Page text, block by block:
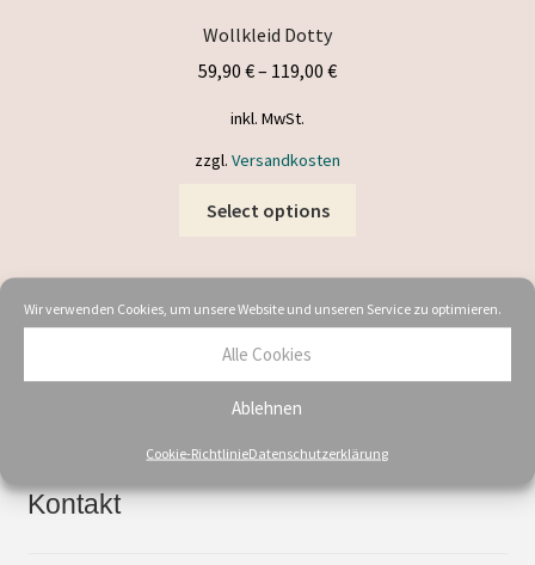
Wir verwenden Cookies, um unsere Website und unseren Service zu optimieren.
Alle Cookies
Ablehnen
Cookie-RichtlinieDatenschutzerklärung
Wollkleid Dotty
59,90 €– 119,00 €
inkl. MwSt.
zzgl. Versandkosten
Select options
multiple
variants.
options
chosen
on
Kontakt